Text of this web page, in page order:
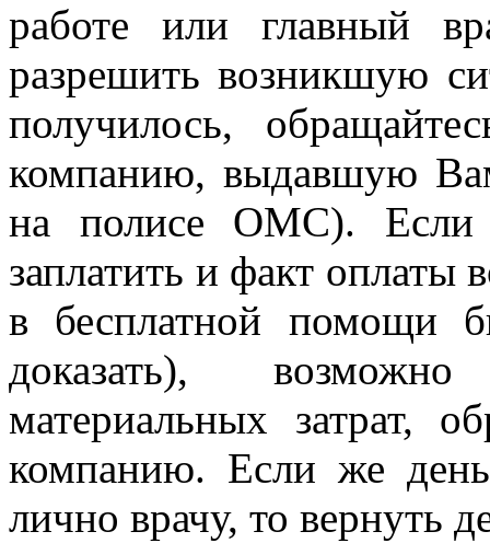
работе или главный
разрешить возникшую
получилось,
компанию, выдавшую
на полисе ОМС). Если
заплатить и факт оплаты
в бесплатной помощи
доказать),
материальных затрат,
компанию. Если же
лично врачу, то вернуть